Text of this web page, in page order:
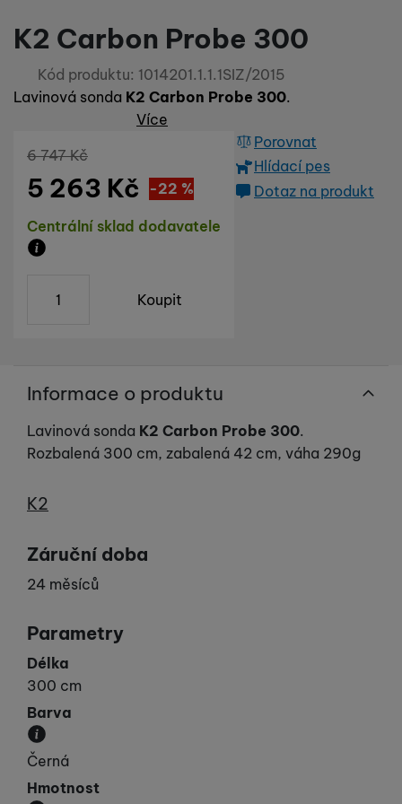
K2 Carbon Probe 300
Kód produktu: 1014201.1.1.1SIZ/2015
Lavinová sonda K2 Carbon Probe 300.
Více
Dostupnost
Centrální sklad dodavatele
Původní cena
6 747Kč
Sleva
1 484Kč
(
-22 %
5 263 Kč
Koupit
Porovnat
Hlídací pes
Dotaz na produkt
Informace o produktu
Lavinová sonda K2 Carbon Probe 300.
Rozbalená 300 cm, zabalená 42 cm, váha 290g
Výrobce
K2
Záruční doba
24 měsíců
Parametry
Délka
300 cm
Barva
Převládající barva výrobku.
Černá
Hmotnost